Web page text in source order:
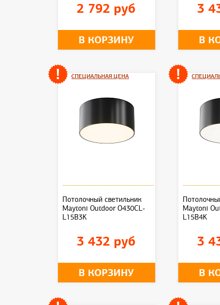
2 792 руб
В КОРЗИНУ
3
В
СПЕЦИАЛЬНАЯ ЦЕНА
Потолочный светильник
Maytoni Outdoor O430CL-
L15B3K
3 432 руб
В КОРЗИНУ
Maytoni
L15B4K
3
В